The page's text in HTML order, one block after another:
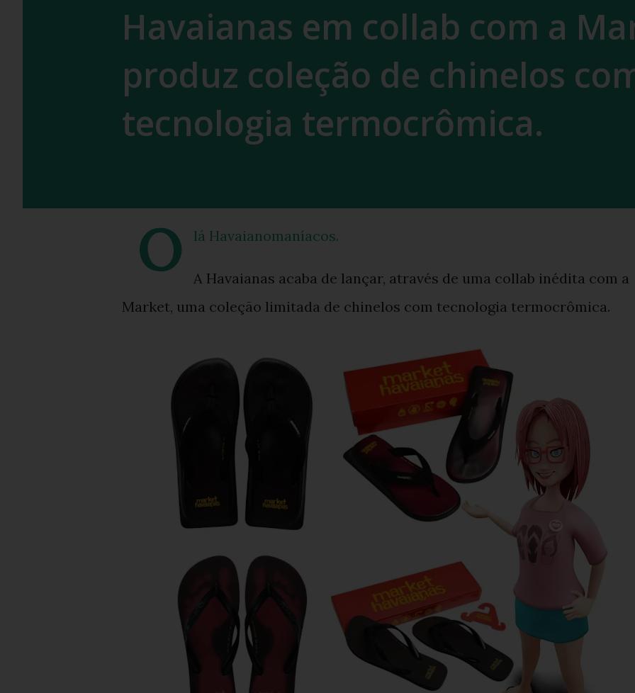
Havaianas em collab com a
produz coleção de chinelos
tecnologia termocrômica.
O lá Havaianomaníacos.
A Havaianas acaba de lançar, através de uma collab inédita com a
Market, uma coleção limitada de chinelos com tecnologia termocrômica.